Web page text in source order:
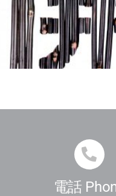
Single
電話